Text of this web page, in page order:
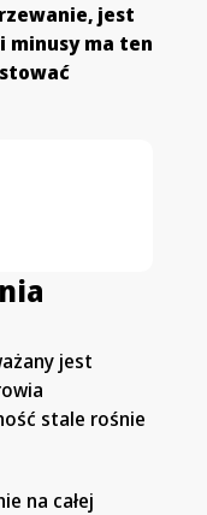
jest
minusy ma ten
jest
stale rośnie
na całej